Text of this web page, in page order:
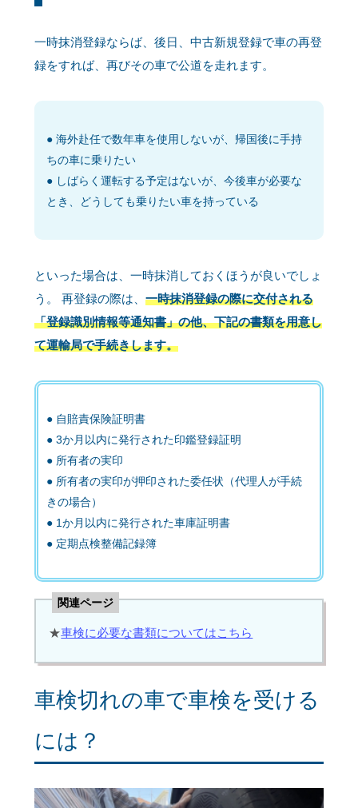
一時抹消登録ならば、後日、中古新規登録で車の再登
録をすれば、再びその車で公道を走れます。
海外赴任で数年車を使用しないが、帰国後に手持
ちの車に乗りたい
しばらく運転する予定はないが、今後車が必要な
とき、どうしても乗りたい車を持っている
といった場合は、一時抹消しておくほうが良いでしょ
う。 再登録の際は、 一時抹消登録の際に交付される
「登録識別情報等通知書」の他、下記の書類を用意し
て運輸局で手続きします。
自賠責保険証明書
3か月以内に発行された印鑑登録証明
所有者の実印
所有者の実印が押印された委任状（代理人が手続
きの場合）
1か月以内に発行された車庫証明書
定期点検整備記録簿
関連ページ
★車検に必要な書類についてはこちら
車検切れの車で車検を受ける
には？